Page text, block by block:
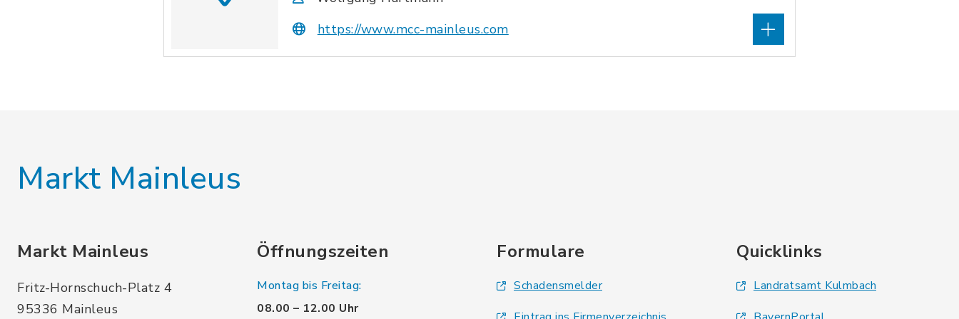
https://www.mcc-mainleus.com
Markt Mainleus
Markt Mainleus
Fritz-Hornschuch-Platz 4
95336 Mainleus
Öffnungszeiten
Montag bis Freitag:
08.00 – 12.00 Uhr
Formulare
Schadensmelder
Quicklinks
Landratsamt Kulmbach